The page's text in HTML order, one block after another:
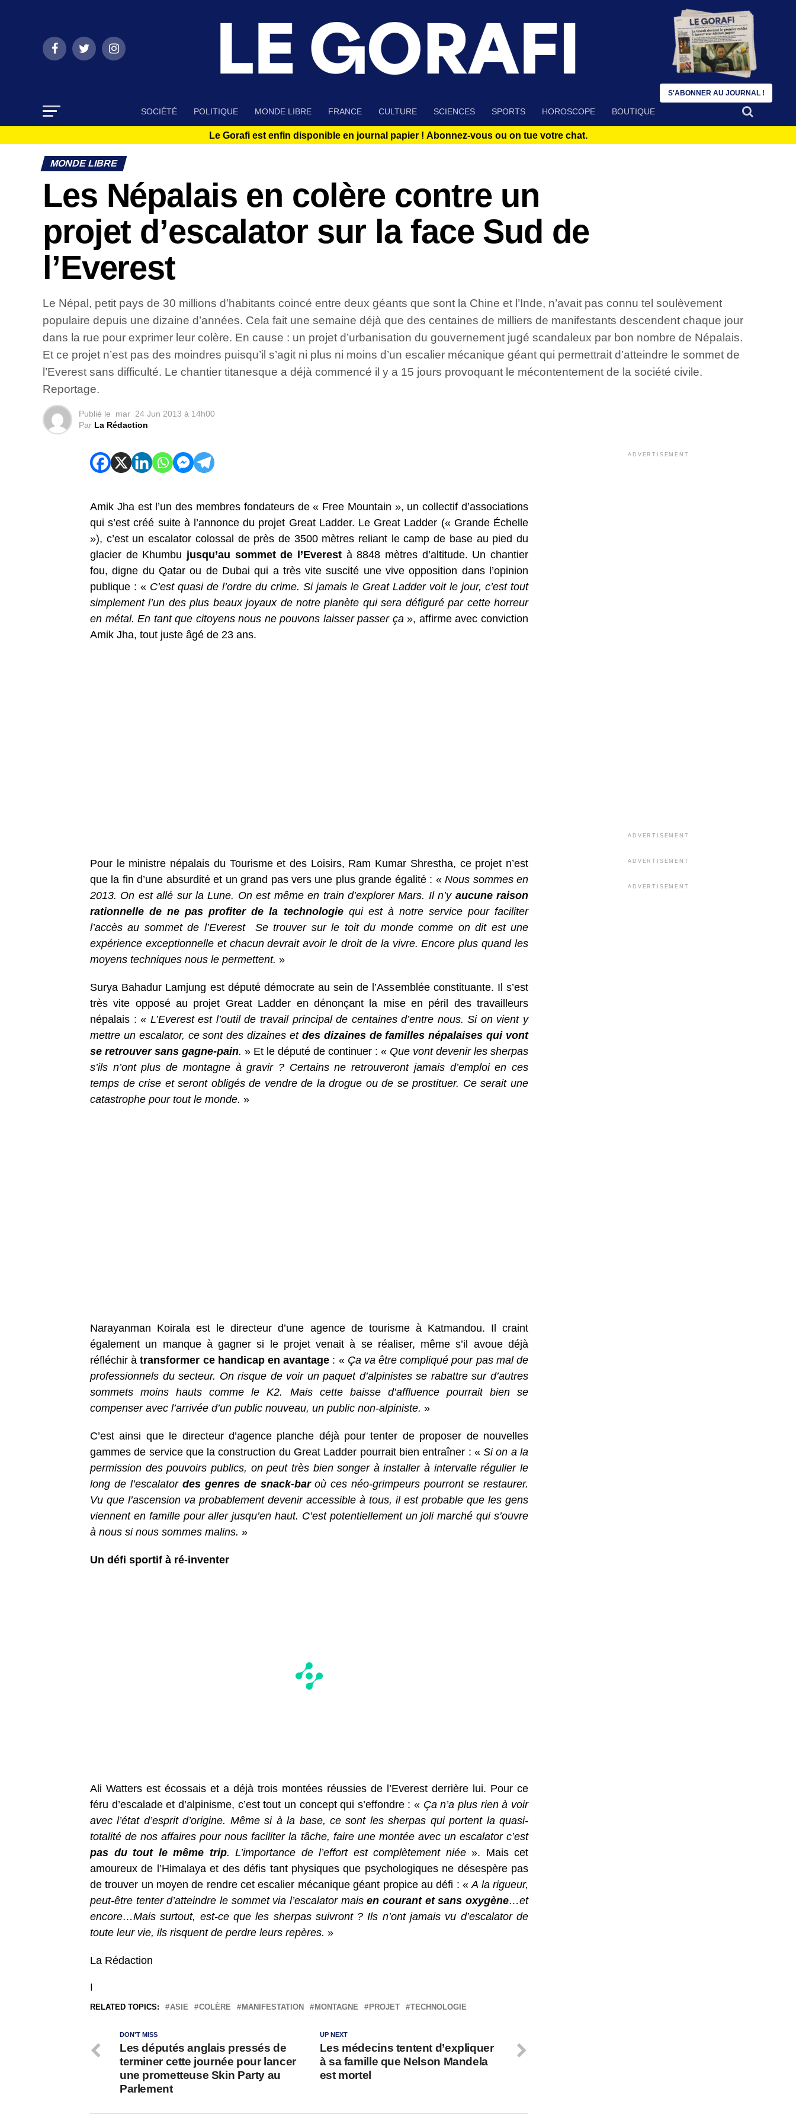
SOCIÉTÉ POLITIQUE MONDE LIBRE FRANCE CULTURE SCIENCES SPORTS HOROSCOPE BOUTIQUE
Le Gorafi est enfin disponible en journal papier ! Abonnez-vous ou on tue votre chat.
MONDE LIBRE
Les Népalais en colère contre un
projet d’escalator sur la face Sud de
l’Everest
Le Népal, petit pays de 30 millions d’habitants coincé entre deux géants que sont la Chine et l’Inde, n’avait pas connu tel soulèvement
populaire depuis une dizaine d’années. Cela fait une semaine déjà que des centaines de milliers de manifestants descendent chaque jour
dans la rue pour exprimer leur colère. En cause : un projet d’urbanisation du gouvernement jugé scandaleux par bon nombre de Népalais.
Et ce projet n’est pas des moindres puisqu’il s’agit ni plus ni moins d’un escalier mécanique géant qui permettrait d’atteindre le sommet de
l’Everest sans difficulté. Le chantier titanesque a déjà commencé il y a 15 jours provoquant le mécontentement de la société civile.
Reportage.
Publié le mar 24 Jun 2013 à 14h00
Par La Rédaction
Amik Jha est l’un des membres fondateurs de « Free Mountain », un collectif d’associations
qui s’est créé suite à l’annonce du projet Great Ladder. Le Great Ladder (« Grande Échelle
»), c’est un escalator colossal de près de 3500 mètres reliant le camp de base au pied du
glacier de Khumbu jusqu’au sommet de l’Everest à 8848 mètres d’altitude. Un chantier
fou, digne du Qatar ou de Dubai qui a très vite suscité une vive opposition dans l’opinion
publique : « C’est quasi de l’ordre du crime. Si jamais le Great Ladder voit le jour, c’est tout
simplement l’un des plus beaux joyaux de notre planète qui sera défiguré par cette horreur
en métal. En tant que citoyens nous ne pouvons laisser passer ça», affirme avec conviction
Amik Jha, tout juste âgé de 23 ans.
Pour le ministre népalais du Tourisme et des Loisirs, Ram Kumar Shrestha, ce projet n’est
que la fin d’une absurdité et un grand pas vers une plus grande égalité : «Nous sommes en
2013. On est allé sur la Lune. On est même en train d’explorer Mars. Il n’y aucune raison
rationnelle de ne pas profiter de la technologiequi est à notre service pour faciliter
l’accès au sommet de l’Everest Se trouver sur le toit du monde comme on dit est une
expérience exceptionnelle et chacun devrait avoir le droit de la vivre. Encore plus quand les
moyens techniques nous le permettent. »
Surya Bahadur Lamjung est député démocrate au sein de l’Assemblée constituante. Il s’est
très vite opposé au projet Great Ladder en dénonçant la mise en péril des travailleurs
népalais : « L’Everest est l’outil de travail principal de centaines d’entre nous. Si on vient y
mettre un escalator, ce sont des dizaines et des dizaines de familles népalaises qui vont
se retrouver sans gagne-pain. » Et le député de continuer : « Que vont devenir les sherpas
s’ils n’ont plus de montagne à gravir ? Certains ne retrouveront jamais d’emploi en ces
temps de crise et seront obligés de vendre de la drogue ou de se prostituer. Ce serait une
catastrophe pour tout le monde. »
Narayanman Koirala est le directeur d’une agence de tourisme à Katmandou. Il craint
également un manque à gagner si le projet venait à se réaliser, même s’il avoue déjà
réfléchir àtransformer ce handicap en avantage : « Ça va être compliqué pour pas mal de
professionnels du secteur. On risque de voir un paquet d’alpinistes se rabattre sur d’autres
sommets moins hauts comme le K2. Mais cette baisse d’affluence pourrait bien se
compenser avec l’arrivée d’un public nouveau, un public non-alpiniste. »
C’est ainsi que le directeur d’agence planche déjà pour tenter de proposer de nouvelles
gammes de service que la construction du Great Ladder pourrait bien entraîner : «Si on a la
permission des pouvoirs publics, on peut très bien songer à installer à intervalle régulier le
long de l’escalator des genres de snack-baroù ces néo-grimpeurs pourront se restaurer.
Vu que l’ascension va probablement devenir accessible à tous, il est probable que les gens
viennent en famille pour aller jusqu’en haut. C’est potentiellement un joli marché qui s’ouvre
à nous si nous sommes malins. »
Un défi sportif à ré-inventer
Ali Watters est écossais et a déjà trois montées réussies de l’Everest derrière lui. Pour ce
féru d’escalade et d’alpinisme, c’est tout un concept qui s’effondre : « Ça n’a plus rien à voir
avec l’état d’esprit d’origine. Même si à la base, ce sont les sherpas qui portent la quasi-
totalité de nos affaires pour nous faciliter la tâche, faire une montée avec un escalator c’est
pas du tout le même trip. L’importance de l’effort est complètement niée». Mais cet
amoureux de l’Himalaya et des défis tant physiques que psychologiques ne désespère pas
de trouver un moyen de rendre cet escalier mécanique géant propice au défi : «A la rigueur,
peut-être tenter d’atteindre le sommet via l’escalator maisen courant et sans oxygène…et
encore…Mais surtout, est-ce que les sherpas suivront ? Ils n’ont jamais vu d’escalator de
toute leur vie, ils risquent de perdre leurs repères. »
La Rédaction
RELATED TOPICS: ASIE COLÈRE MANIFESTATION MONTAGNE PROJET TECHNOLOGIE
UP NEXT
Les médecins tentent d’expliquer
à sa famille que Nelson Mandela
est mortel
DON'T MISS
Les députés anglais pressés de
terminer cette journée pour lancer
une prometteuse Skin Party au
Parlement
ADVERTISEMENT
ADVERTISEMENT
ADVERTISEMENT
ADVERTISEMENT
S'ABONNER AU JOURNAL !